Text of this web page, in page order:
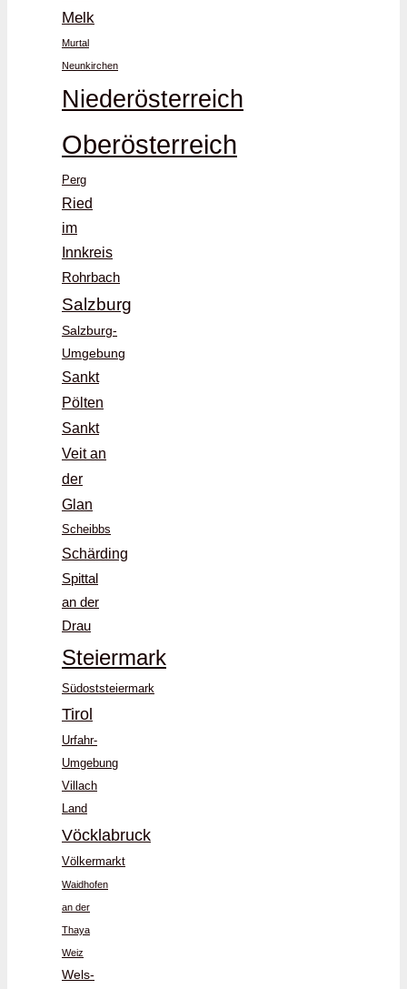
Melk
Murtal
Neunkirchen
Niederösterreich
Oberösterreich
Perg
Ried
im
Innkreis
Rohrbach
Salzburg
Salzburg-
Umgebung
Sankt
Pölten
Sankt
Veit an
der
Glan
Scheibbs
Schärding
Spittal
an der
Drau
Steiermark
Südoststeiermark
Tirol
Urfahr-
Umgebung
Villach
Land
Vöcklabruck
Völkermarkt
Waidhofen
an der
Thaya
Weiz
Wels-